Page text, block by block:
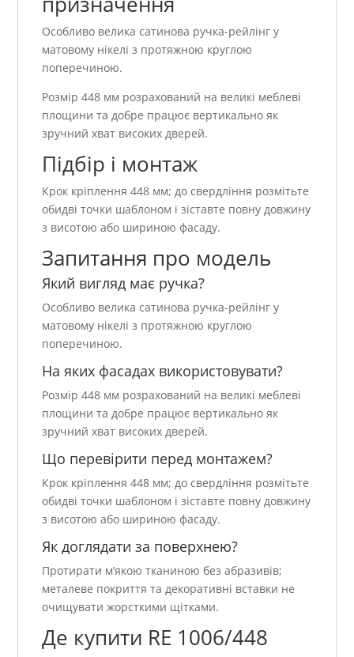
Особливо велика сатинова ручка-рейлінг у
матовому нікелі з протяжною круглою
поперечиною.
Розмір 448 мм розрахований на великі меблеві
площини та добре працює вертикально як
зручний хват високих дверей.
Підбір і монтаж
Крок кріплення 448 мм; до свердління розмітьте
обидві точки шаблоном і зіставте повну довжину
з висотою або шириною фасаду.
Запитання про модель
Який вигляд має ручка?
Особливо велика сатинова ручка-рейлінг у
матовому нікелі з протяжною круглою
поперечиною.
На яких фасадах використовувати?
Розмір 448 мм розрахований на великі меблеві
площини та добре працює вертикально як
зручний хват високих дверей.
Що перевірити перед монтажем?
Крок кріплення 448 мм; до свердління розмітьте
обидві точки шаблоном і зіставте повну довжину
з висотою або шириною фасаду.
Як доглядати за поверхнею?
Протирати м’якою тканиною без абразивів;
металеве покриття та декоративні вставки не
очищувати жорсткими щітками.
Де купити RE 1006/448